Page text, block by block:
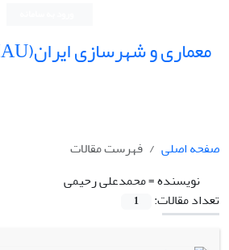
معماری و شهرسازی ایران(JIAU)
صفحه اصلی
فهرست مقالات
نویسنده =محمدعلی رحیمی
تعداد مقالات:
1